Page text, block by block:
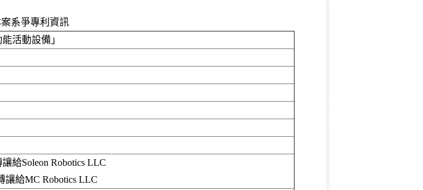
系爭專利資訊
活動設備」
給Soleon Robotics LLC
讓給MC Robotics LLC